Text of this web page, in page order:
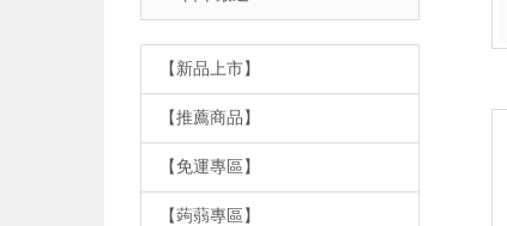
【新品上市】
【推薦商品】
【免運專區】
【蒟蒻專區】